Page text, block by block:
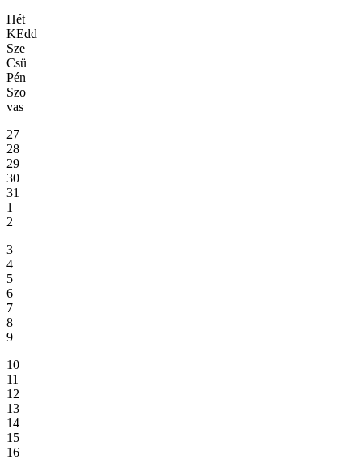
Hét
KEdd
Sze
Csü
Pén
Szo
vas
27
28
29
30
31
1
2
3
4
5
6
7
8
9
10
11
12
13
14
15
16